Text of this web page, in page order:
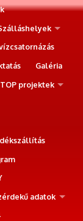
Galéria
TOP projektek
adatok